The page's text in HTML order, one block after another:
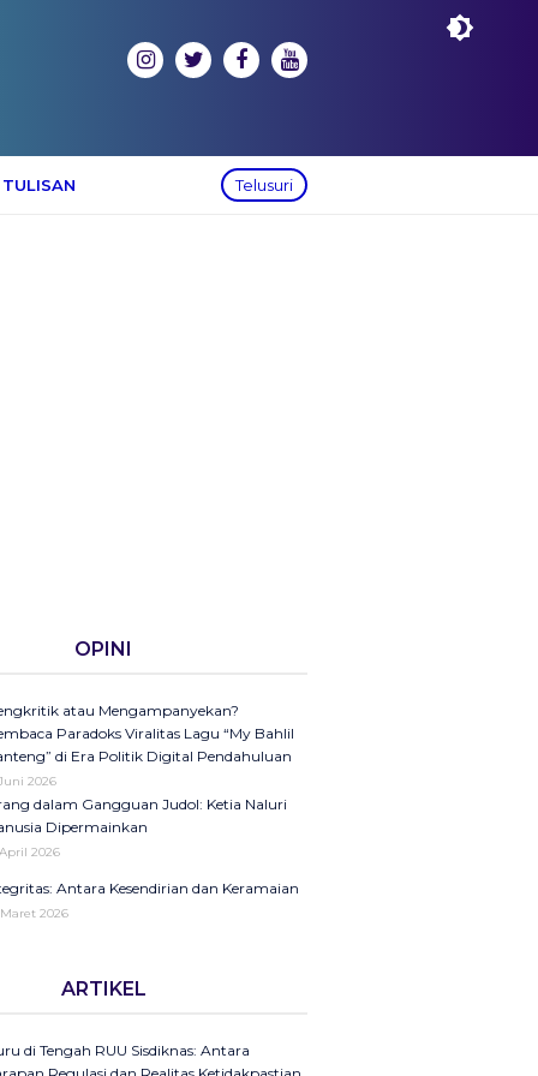
TULISAN Telusuri
OPINI
atau Mengampanyekan?
Paradoks Viralitas Lagu “My Bahlil
di Era Politik Digital Pendahuluan
2026
dalam Gangguan Judol: Ketia Naluri
Dipermainkan
2026
Antara Kesendirian dan Keramaian
2026
Koran ke Panggung Radio Serta
ARTIKEL
di Tengah RUU Sisdiknas: Antara